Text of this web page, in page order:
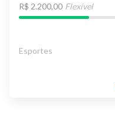
R$ 2.200,00 Flexível
Esportes